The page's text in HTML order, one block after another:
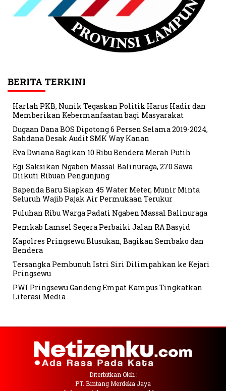
BERITA TERKINI
Harlah PKB, Nunik Tegaskan Politik Harus Hadir dan
Memberikan Kebermanfaatan bagi Masyarakat
Dugaan Dana BOS Dipotong 6 Persen Selama 2019-2024,
Sahdana Desak Audit SMK Way Kanan
Eva Dwiana Bagikan 10 Ribu Bendera Merah Putih
Egi Saksikan Ngaben Massal Balinuraga, 270 Sawa
Diikuti Ribuan Pengunjung
Bapenda Baru Siapkan 45 Water Meter, Munir Minta
Seluruh Wajib Pajak Air Permukaan Terukur
Puluhan Ribu Warga Padati Ngaben Massal Balinuraga
Pemkab Lamsel Segera Perbaiki Jalan RA Basyid
Kapolres Pringsewu Blusukan, Bagikan Sembako dan
Bendera
Tersangka Pembunuh Istri Siri Dilimpahkan ke Kejari
Pringsewu
PWI Pringsewu Gandeng Empat Kampus Tingkatkan
Literasi Media
Diterbitkan Oleh :
PT. Bintang Merdeka Jaya